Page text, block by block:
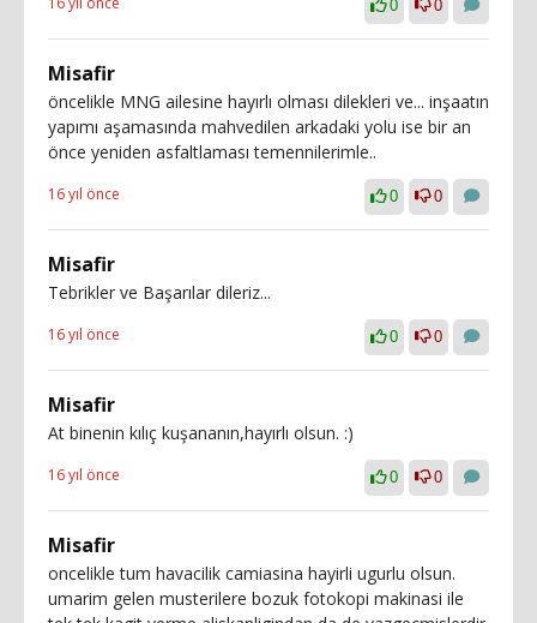
0 0
Misafir
öncelikle MNG ailesine hayırlı olması dilekleri ve... inşaatın
yapımı aşamasında mahvedilen arkadaki yolu ise bir an
önce yeniden asfaltlaması temennilerimle..
16 yıl önce 0 0
Misafir
Tebrikler ve Başarılar dileriz...
16 yıl önce 0 0
Misafir
At binenin kılıç kuşananın,hayırlı olsun. :)
16 yıl önce 0 0
Misafir
oncelikle tum havacilik camiasina hayirli ugurlu olsun.
umarim gelen musterilere bozuk fotokopi makinasi ile